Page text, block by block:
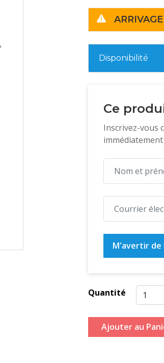
Disponibilité
Ce
Inscrivez-vous
M'avertir de
Quantité
Ajouter au